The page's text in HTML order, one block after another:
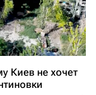
Киев не хочет